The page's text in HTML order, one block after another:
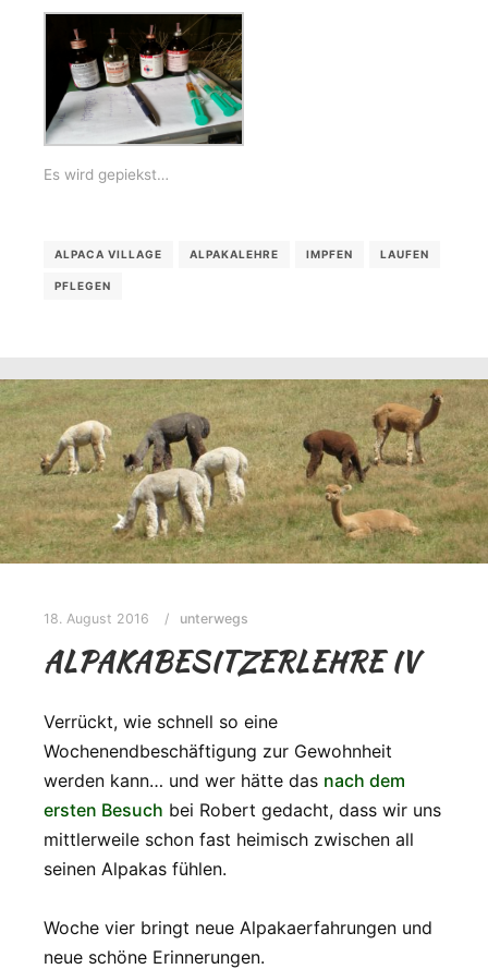
Es wird gepiekst…
ALPACA VILLAGE ALPAKALEHRE IMPFEN LAUFEN
PFLEGEN
18. August 2016 unterwegs
ALPAKABESITZERLEHRE IV
Verrückt, wie schnell so eine
Wochenendbeschäftigung zur Gewohnheit
werden kann… und wer hätte das nach dem
ersten Besuch bei Robert gedacht, dass wir uns
mittlerweile schon fast heimisch zwischen all
seinen Alpakas fühlen.
Woche vier bringt neue Alpakaerfahrungen und
neue schöne Erinnerungen.